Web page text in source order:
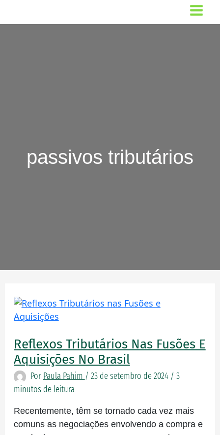
passivos tributários
Reflexos Tributários Nas Fusões E
Aquisições No Brasil
Por Paula Pahim / 23 de setembro de 2024 / 3
minutos de leitura
Recentemente, têm se tornado cada vez mais
comuns as negociações envolvendo a compra e
Reflexos
tributários
Fusões
e
Aquisições
no